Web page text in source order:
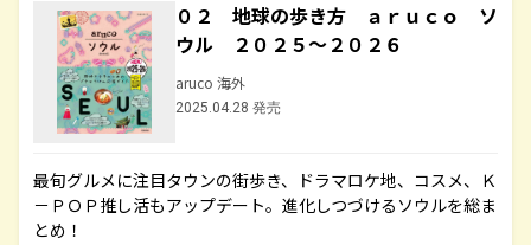
０２ 地球の歩き方 ａｒｕｃｏ ソ
ウル ２０２５～２０２６
aruco 海外
2025.04.28 発売
最旬グルメに注目タウンの街歩き、ドラマロケ地、コスメ、Ｋ
－ＰＯＰ推し活もアップデート。進化しつづけるソウルを総ま
とめ！